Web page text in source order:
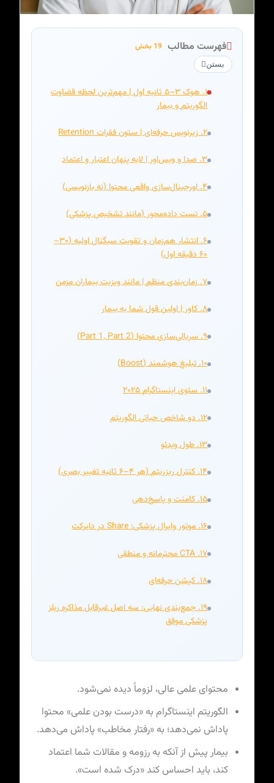
فهرست مطالب 19 بخش
بستن
۱. هوک ۳–۵ ثانیه اول | مهم‌ترین لحظه قضاوت
الگوریتم و بیمار
۲. زیرنویس حرفه‌ای | ستون فقرات Retention
۳. صدا و ویس‌اور | لایه پنهان اعتبار و اعتماد
۴. اورجینال‌سازی واقعی محتوا (نه بازنویسی)
۵. تست داده‌محور (مانند تشخیص پزشکی)
۶. انتشار هم‌زمان و تقویت سیگنال اولیه (۳۰–
۶۰ دقیقه اول)
۷. زمان‌بندی منظم | مانند ویزیت بیماران مزمن
۸. کاور | اولین قول شما به بیمار
۹. سریالی‌سازی محتوا (Part 1, Part 2)
۱۰. تبلیغ هوشمند (Boost)
۱۱. سئوی اینستاگرام ۲۰۲۵
۱۲. دو شاخص حیاتی الگوریتم
۱۳. طول ویدئو
۱۴. کنترل ریزریتم (هر ۴–۶ ثانیه تغییر بصری)
۱۵. کامنت و پاسخ‌دهی
۱۶. موتور وایرال پزشکی: Share در دایرکت
۱۷. CTA محترمانه و منطقی
۱۸. کپشن حرفه‌ای
۱۹. جمع‌بندی نهایی: سه اصل غیرقابل مذاکره ریلز
پزشکی موفق
محتوای علمی عالی، لزوماً دیده نمی‌شود.
الگوریتم اینستاگرام به «درست بودن علمی» محتوا
پاداش نمی‌دهد؛ به «رفتار مخاطب» پاداش می‌دهد.
بیمار پیش از آنکه به رزومه و مقالات شما اعتماد
کند، باید احساس کند «درک شده است».